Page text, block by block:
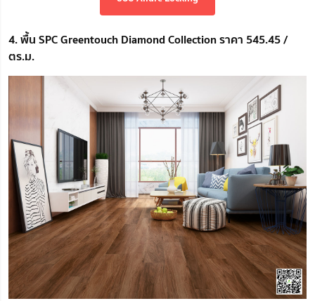
4. พื้น SPC Greentouch Diamond Collection ราคา 545.45 /
ตร.ม.